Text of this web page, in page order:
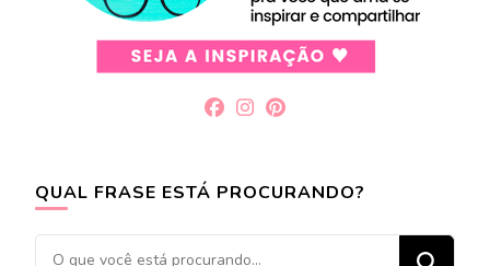
QUAL FRASE ESTÁ PROCURANDO?
Procurando